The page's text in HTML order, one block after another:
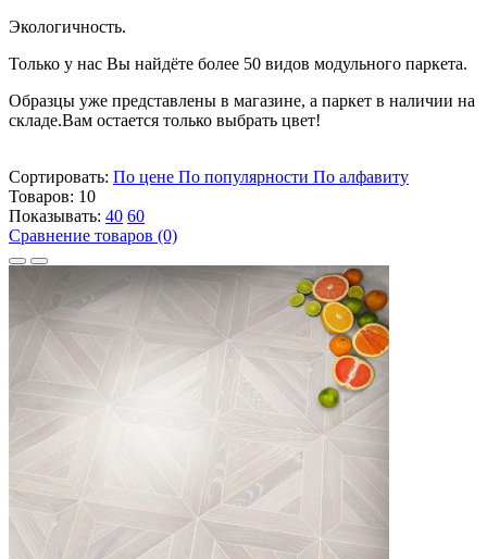
Экологичность.
Только у нас Вы найдёте более 50 видов модульного паркета.
Образцы уже представлены в магазине, а паркет в наличии на
складе.Вам остается только выбрать цвет!
Сортировать: По цене По популярности По алфавиту
Товаров: 10
Показывать: 40 60
Сравнение товаров (0)